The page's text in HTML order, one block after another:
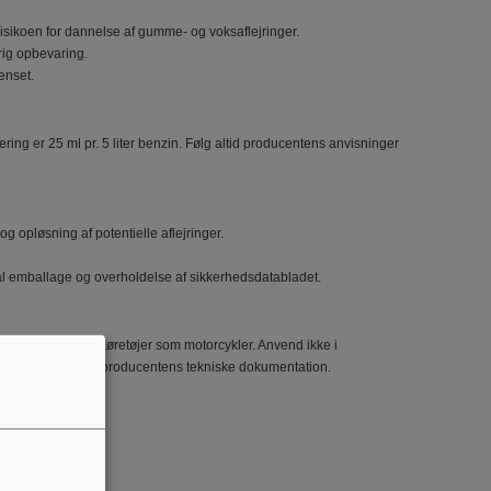
for dannelse af gumme- og voksaflejringer.
opbevaring.
er 25 ml pr. 5 liter benzin. Følg altid producentens anvisninger
opløsning af potentielle aflejringer.
og overholdelse af sikkerhedsdatabladet.
samt i køretøjer som motorcykler. Anvend ikke i
eller køretøjsproducentens tekniske dokumentation.